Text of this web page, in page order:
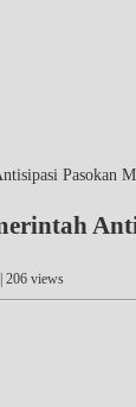
Pasokan
206 views